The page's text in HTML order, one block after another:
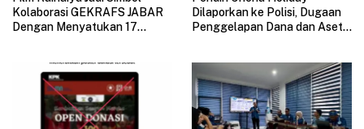
Kolaborasi GEKRAFS JABAR
Dengan Menyatukan 17
Dilaporkan ke Polisi, Dugaan
Penggelapan Dana dan Aset